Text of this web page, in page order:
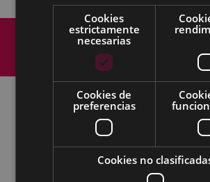
Mapa del Sitio
Política de cookies
Todas las redes sociales del
943 70 84 39 / 943 70 84 00 (Pegora)
Cookies
estrictamente
necesarias
Cookies de
preferencias
Cookies no